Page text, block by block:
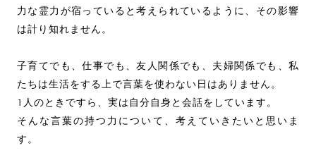
力な霊力が宿っていると考えられているように、その影響
は計り知れません。
子育てでも、仕事でも、友人関係でも、夫婦関係でも、私
たちは生活をする上で言葉を使わない日はありません。
1人のときですら、実は自分自身と会話をしています。
そんな言葉の持つ力について、考えていきたいと思いま
す。